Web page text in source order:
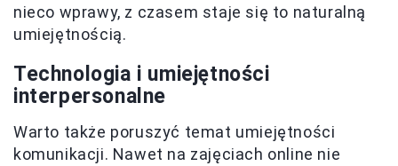
nieco wprawy, z czasem staje się to naturalną
umiejętnością.
Technologia i umiejętności
interpersonalne
Warto także poruszyć temat umiejętności
komunikacji. Nawet na zajęciach online nie